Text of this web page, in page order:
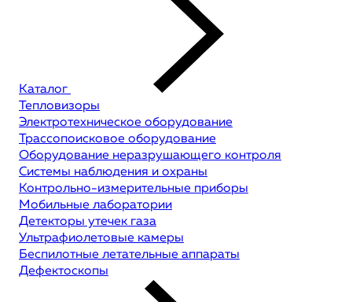
Каталог
Тепловизоры
Электротехническое оборудование
Трассопоисковое оборудование
Оборудование неразрушающего контроля
Системы наблюдения и охраны
Контрольно-измерительные приборы
Мобильные лаборатории
Детекторы утечек газа
Ультрафиолетовые камеры
Беспилотные летательные аппараты
Дефектоскопы